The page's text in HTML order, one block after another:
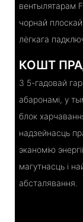
вентылятарам
чорнай плоскай
лёгкага
КОШТ
З 5-гадовай
абаронамі, у
блок
надзейнасць
эканомію
магутнасць і
абсталявання.